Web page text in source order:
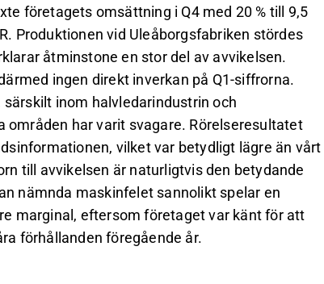
företagets omsättning i Q4 med 20 % till 9,5
Produktionen vid Uleåborgsfabriken stördes
åtminstone en stor del av avvikelsen.
ingen direkt inverkan på Q1-siffrorna.
inom halvledarindustrin och
har varit svagare. Rörelseresultatet
vilket var betydligt lägre än vårt
till avvikelsen är naturligtvis den betydande
nämnda maskinfelet sannolikt spelar en
marginal, eftersom företaget var känt för att
förhållanden föregående år.